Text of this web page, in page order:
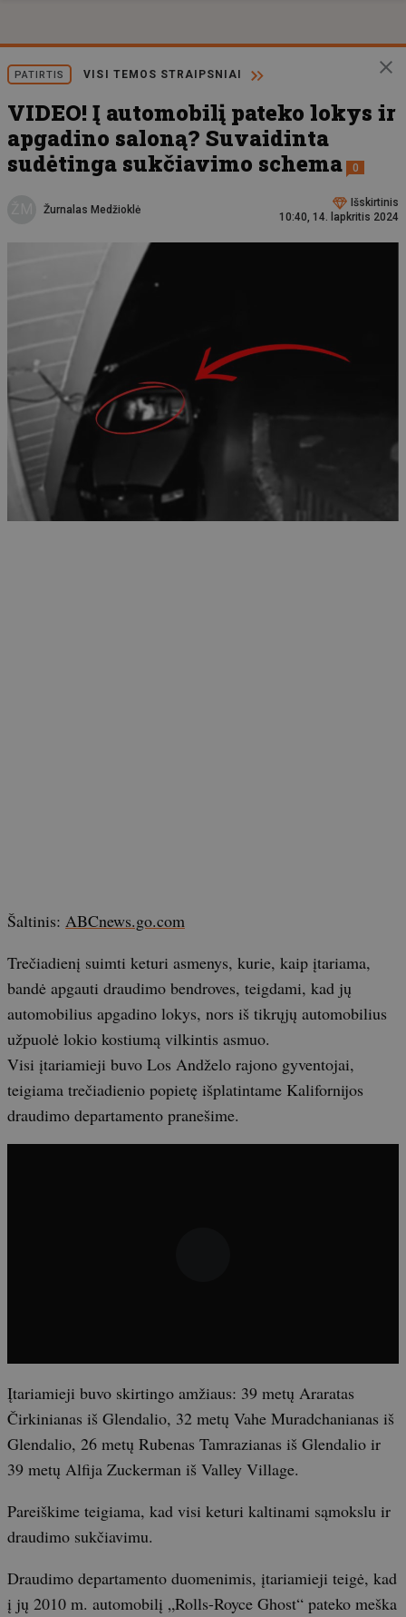
PATIRTIS VISI TEMOS STRAIPSNIAI
VIDEO! Į automobilį pateko lokys ir
apgadino saloną? Suvaidinta
sudėtinga sukčiavimo schema
0
Žurnalas Medžioklė
Išskirtinis
10:40, 14. lapkritis 2024
Šaltinis: ABCnews.go.com
Trečiadienį suimti keturi asmenys, kurie, kaip įtariama,
bandė apgauti draudimo bendroves, teigdami, kad jų
automobilius apgadino lokys, nors iš tikrųjų automobilius
užpuolė lokio kostiumą vilkintis asmuo.
Visi įtariamieji buvo Los Andželo rajono gyventojai,
teigiama trečiadienio popietę išplatintame Kalifornijos
draudimo departamento pranešime.
Įtariamieji buvo skirtingo amžiaus: 39 metų Araratas
Čirkinianas iš Glendalio, 32 metų Vahe Muradchanianas iš
Glendalio, 26 metų Rubenas Tamrazianas iš Glendalio ir
39 metų Alfija Zuckerman iš Valley Village.
Pareiškime teigiama, kad visi keturi kaltinami sąmokslu ir
draudimo sukčiavimu.
Draudimo departamento duomenimis, įtariamieji teigė, kad
į jų 2010 m. automobilį „Rolls-Royce Ghost“ pateko meška